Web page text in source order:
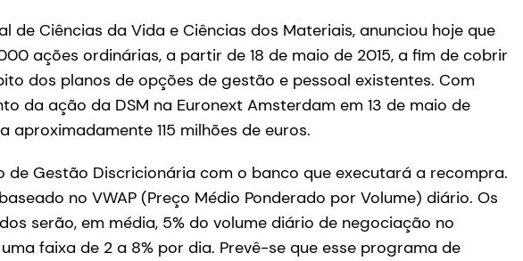
de Ciências da Vida e Ciências dos Materiais, anunciou hoje que
ações ordinárias, a partir de 18 de maio de 2015, a fim de cobrir
dos planos de opções de gestão e pessoal existentes. Com
da ação da DSM na Euronext Amsterdam em 13 de maio de
aproximadamente 115 milhões de euros.
de Gestão Discricionária com o banco que executará a recompra.
no VWAP (Preço Médio Ponderado por Volume) diário. Os
serão, em média, 5% do volume diário de negociação no
faixa de 2 a 8% por dia. Prevê-se que esse programa de